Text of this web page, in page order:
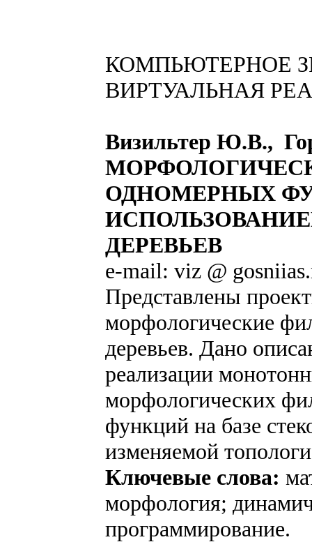
КОМПЬЮТЕРНОЕ
ВИРТУАЛЬНАЯ
Визильтер Ю.В.,
ОДНОМЕРНЫХ
ДЕРЕВЬЕВ
e-mail: viz @
Представлены
морфологические
деревьев. Дано
реализации
морфологических
функций на базе
изменяемой
Ключевые слова:
морфология;
программирование.